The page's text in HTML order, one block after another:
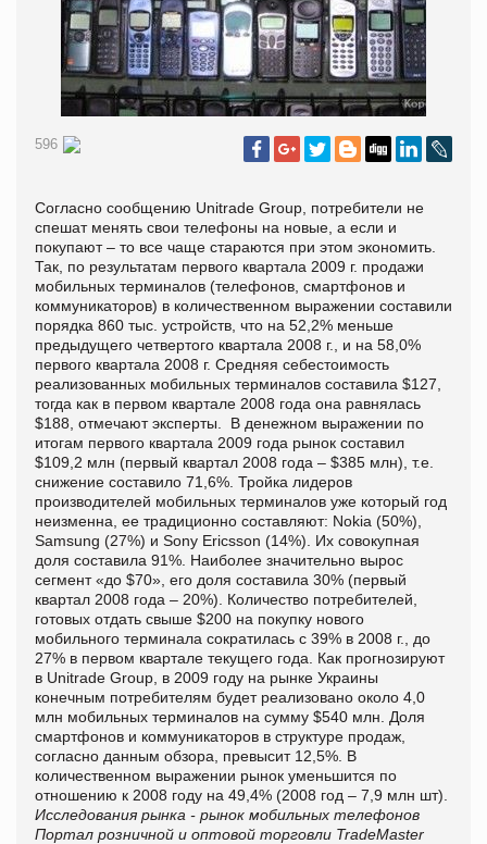
596
Согласно сообщению Unitrade Group, потребители не
спешат менять свои телефоны на новые, а если и
покупают – то все чаще стараются при этом экономить.
Так, по результатам первого квартала 2009 г. продажи
мобильных терминалов (телефонов, смартфонов и
коммуникаторов) в количественном выражении составили
порядка 860 тыс. устройств, что на 52,2% меньше
предыдущего четвертого квартала 2008 г., и на 58,0%
первого квартала 2008 г. Средняя себестоимость
реализованных мобильных терминалов составила $127,
тогда как в первом квартале 2008 года она равнялась
$188, отмечают эксперты. В денежном выражении по
итогам первого квартала 2009 года рынок составил
$109,2 млн (первый квартал 2008 года – $385 млн), т.е.
снижение составило 71,6%. Тройка лидеров
производителей мобильных терминалов уже который год
неизменна, ее традиционно составляют: Nokia (50%),
Samsung (27%) и Sony Ericsson (14%). Их совокупная
доля составила 91%. Наиболее значительно вырос
сегмент «до $70», его доля составила 30% (первый
квартал 2008 года – 20%). Количество потребителей,
готовых отдать свыше $200 на покупку нового
мобильного терминала сократилась с 39% в 2008 г., до
27% в первом квартале текущего года. Как прогнозируют
в Unitrade Group, в 2009 году на рынке Украины
конечным потребителям будет реализовано около 4,0
млн мобильных терминалов на сумму $540 млн. Доля
смартфонов и коммуникаторов в структуре продаж,
согласно данным обзора, превысит 12,5%. В
количественном выражении рынок уменьшится по
отношению к 2008 году на 49,4% (2008 год – 7,9 млн шт).
Исследования рынка - рынок мобильных телефонов
Портал розничной и оптовой торговли TradeMaster